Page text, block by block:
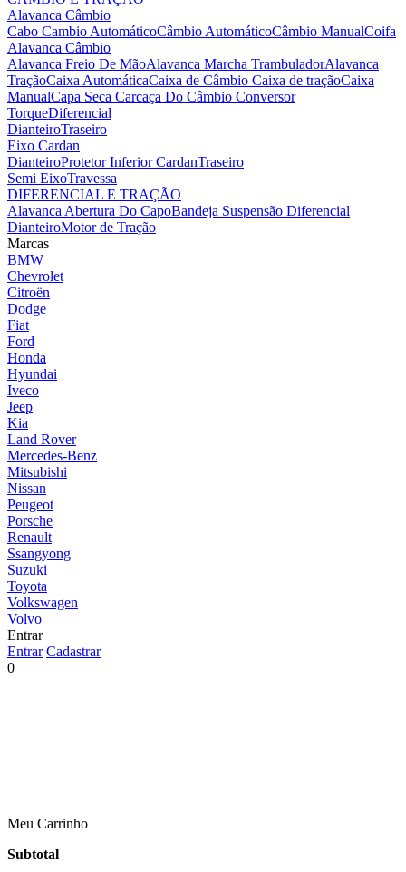
Alavanca Câmbio
Cabo Cambio AutomáticoCâmbio AutomáticoCâmbio ManualCoifa
Alavanca Câmbio
Alavanca Freio De MãoAlavanca Marcha TrambuladorAlavanca
TraçãoCaixa AutomáticaCaixa de Câmbio Caixa de traçãoCaixa
ManualCapa Seca Carcaça Do Câmbio Conversor
TorqueDiferencial
DianteiroTraseiro
Eixo Cardan
DianteiroProtetor Inferior CardanTraseiro
Semi EixoTravessa
DIFERENCIAL E TRAÇÃO
Alavanca Abertura Do CapoBandeja Suspensão Diferencial
DianteiroMotor de Tração
Marcas
BMW
Chevrolet
Citroën
Dodge
Fiat
Ford
Honda
Hyundai
Iveco
Jeep
Kia
Land Rover
Mercedes-Benz
Mitsubishi
Nissan
Peugeot
Porsche
Renault
Ssangyong
Suzuki
Toyota
Volkswagen
Volvo
Entrar
Entrar Cadastrar
0
Meu Carrinho
Subtotal